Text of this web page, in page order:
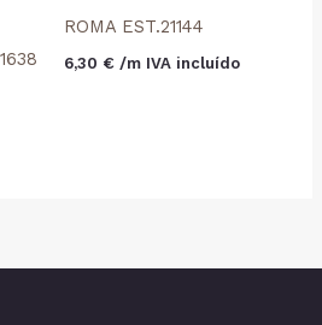
ROMA EST.21144
6,30 € /m IVA incluído